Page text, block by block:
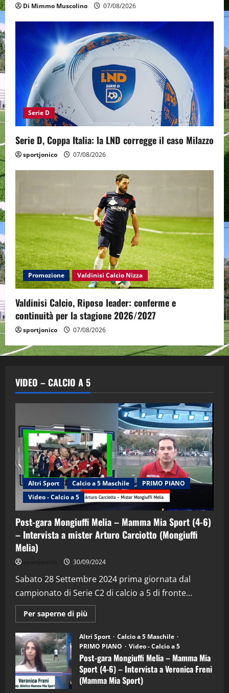
Di Mimmo Muscolino 07/08/2026
Serie D
Serie D, Coppa Italia: la LND corregge il caso Milazzo
sportjonico 07/08/2026
Promozione Valdinisi Calcio Nizza
Valdinisi Calcio, Riposo leader: conferme e
continuità per la stagione 2026/2027
sportjonico 07/08/2026
VIDEO – CALCIO A 5
Altri Sport Calcio a 5 Maschile
PRIMO PIANO
Video - Calcio a 5
Post-gara Mongiuffi Melia – Mamma Mia Sport (4-6)
– Intervista a mister Arturo Carciotto (Mongiuffi
Melia)
30/09/2024
Sabato 28 Settembre 2024 prima giornata dal
campionato di Serie C2 di calcio a 5 di fronte...
Per saperne di più
informazioni
Post-
gara
Mongiuffi
Melia
–
Mamma
Mia
Sport
Altri Sport
Calcio a 5 Maschile
PRIMO PIANO
Video - Calcio a 5
Post-gara Mongiuffi Melia – Mamma Mia
Sport (4-6) – Intervista a Veronica Freni
(Mamma Mia Sport)
2
“SportEmpire” in Podcast: 29^ Puntata
(Martedi 28 Aprile 2026)
28/04/2026
3
"SportEmpire" in Podcast
“SportEmpire” in Podcast: 28^ Puntata
(Martedi 21 Aprile 2026)
21/04/2026